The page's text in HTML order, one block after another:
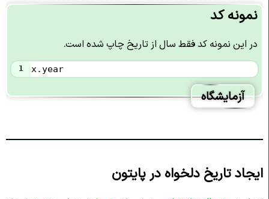
نمونه کد
در این نمونه کد فقط سال از تاریخ چاپ شده است.
1 x. year
آزمایشگاه
ایجاد تاریخ دلخواه در پایتون